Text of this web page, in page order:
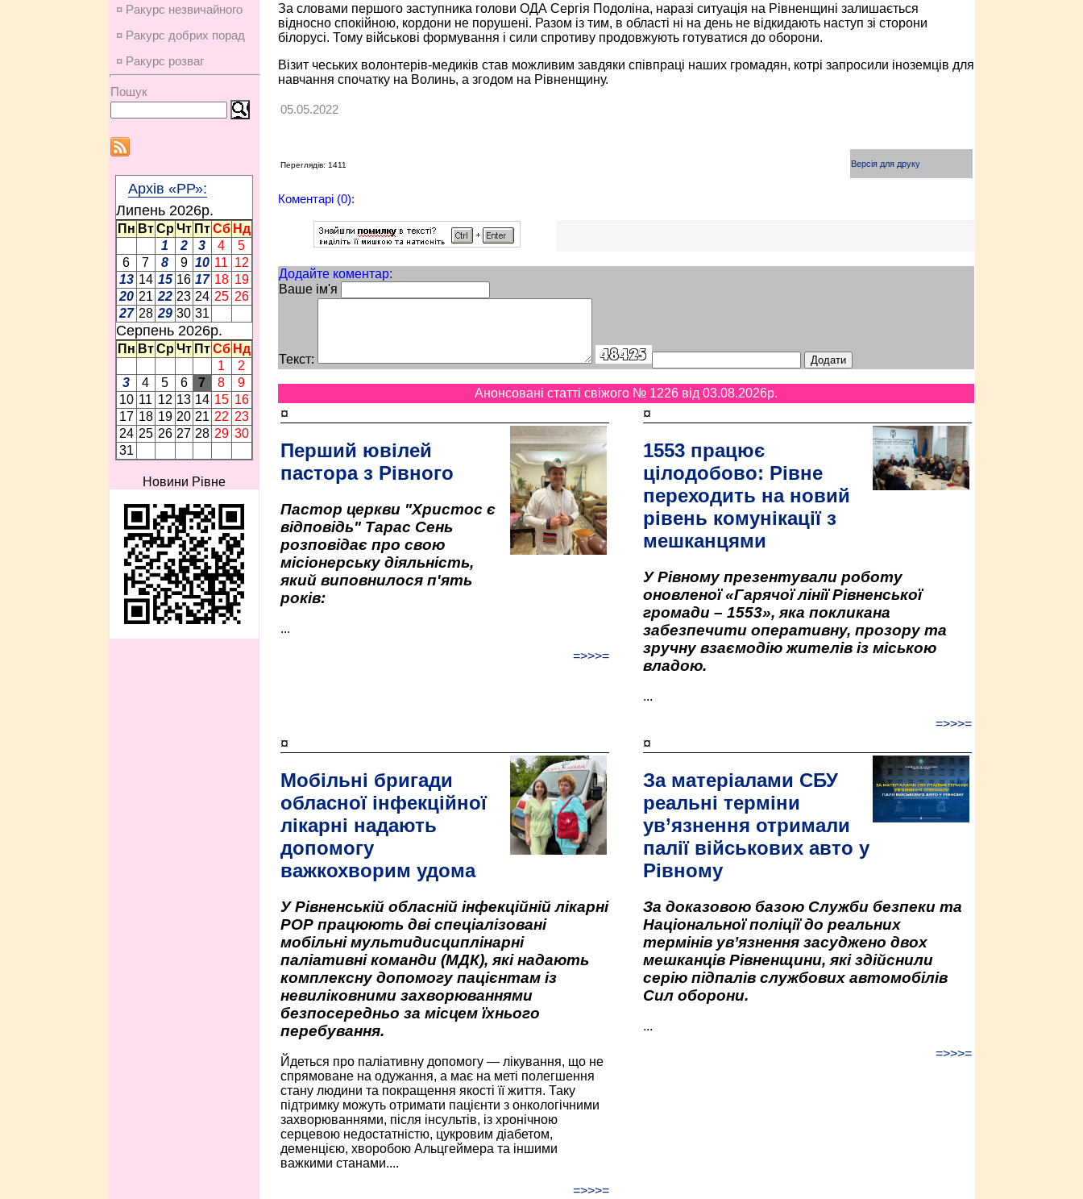
¤ Ракурс незвичайного
¤ Ракурс добрих порад
¤ Ракурс розваг
Пошук
Архів «РР»:
Липень 2026p.
Пн Вт Ср Чт Пт Сб Нд
1
2 3 4
5
6
7 8 9 10 11 12
13 14 15 16 17 18 19
20 21 22 23 24 25 26
27 28 29 30 31
Серпень 2026p.
Пн Вт Ср Чт Пт Сб Нд
1
2
3
4 5 6 7 8
9
10 11 12 13 14 15 16
17 18 19 20 21 22 23
24 25 26 27 28 29 30
31
Новини Рівне
За словами першого заступника голови ОДА Сергія Подоліна, наразі ситуація на Рівненщині залишається
відносно спокійною, кордони не порушені. Разом із тим, в області ні на день не відкидають наступ зі сторони
білорусі. Тому військові формування і сили спротиву продовжують готуватися до оборони.
Візит чеських волонтерів-медиків став можливим завдяки співпраці наших громадян, котрі запросили іноземців для
навчання спочатку на Волинь, а згодом на Рівненщину.
05.05.2022
Переглядів: 1411 Версія для друку
Коментарі (0):
Додайте коментар:
Ваше ім'я
Текст:
Анонсовані статті свіжого № 1226 від 03.08.2026p.
¤
Перший ювілей
пастора з Рівного
Пастор церкви "Христос є
відповідь" Тарас Сень
розповідає про свою
місіонерську діяльність,
який виповнилося п'ять
років:
...
=>>>=
¤
1553 працює
цілодобово: Рівне
переходить на новий
рівень комунікації з
мешканцями
У Рівному презентували роботу
оновленої «Гарячої лінії Рівненської
громади – 1553», яка покликана
забезпечити оперативну, прозору та
зручну взаємодію жителів із міською
владою.
...
=>>>=
¤
Мобільні бригади
обласної інфекційної
лікарні надають
допомогу
важкохворим удома
У Рівненській обласній інфекційній лікарні
РОР працюють дві спеціалізовані
мобільні мультидисциплінарні
паліативні команди (МДК), які надають
комплексну допомогу пацієнтам із
невиліковними захворюваннями
безпосередньо за місцем їхнього
перебування.
Йдеться про паліативну допомогу — лікування, що не
спрямоване на одужання, а має на меті полегшення
стану людини та покращення якості її життя. Таку
підтримку можуть отримати пацієнти з онкологічними
захворюваннями, після інсультів, із хронічною
серцевою недостатністю, цукровим діабетом,
деменцією, хворобою Альцгеймера та іншими
важкими станами....
=>>>=
¤
За матеріалами СБУ
реальні терміни
ув’язнення отримали
палії військових авто у
Рівному
За доказовою базою Служби безпеки та
Національної поліції до реальних
термінів ув’язнення засуджено двох
мешканців Рівненщини, які здійснили
серію підпалів службових автомобілів
Сил оборони.
...
=>>>=